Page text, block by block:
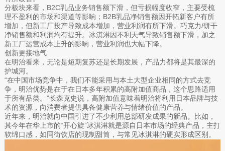
分板块来看，B2C乳品业务销售额下滑，但亏损幅度收窄，主要受梳
理不盈利的市场和渠道等影响；B2B乳品净销售额因开拓新客户有所
增加，但新工厂投产导致成本增加，营业利润有所下滑。巧克力/饼干
净销售额和利润均有提升。冰淇淋因不利天气导致销售额下滑，加之
新工厂运营成本上升的影响，营业利润也大幅下降。
创新更接地气
在明治看来，无论是短期复苏还是长期发展，产品力都将是其最深的
护城河。
“在中国市场竞争中，我们不能采用与本土大型企业相同的方式去竞
争，明治优势是在于在日本多年积累的高附加值商品，这个思路适用
于所有品类。”长森克史说，高附加值意味着明治将利用日本品牌与技
术的资源，向消费者提供具备健康营养与情绪价值的产品。
近年来，明治就向中国引进了不少利用总部研发成果的新品。比如，
其今年在华上市的“开心旋”冰淇淋就是源自日本市场的经典产品，主打
软绵口感，如同街饮店的现制甜筒，与常见冰淇淋的硬实形成区别。